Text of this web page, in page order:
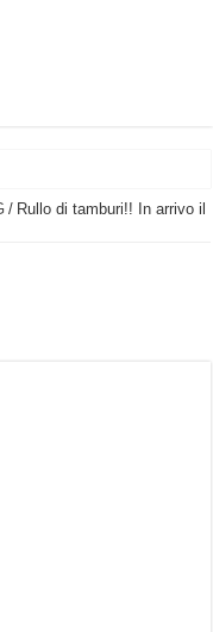
e fa tutto lui! (Senza
/ Rullo di tamburi!! In arrivo il